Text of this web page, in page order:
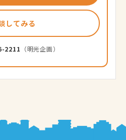
してみる
2211 （明光企画）